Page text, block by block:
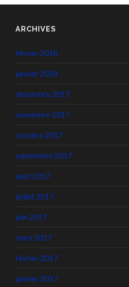
ARCHIVES
février 2018
janvier 2018
décembre 2017
novembre 2017
octobre 2017
septembre 2017
août 2017
juillet 2017
juin 2017
mars 2017
février 2017
janvier 2017